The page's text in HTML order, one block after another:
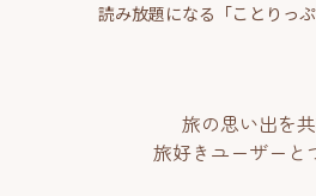
読み放題になる「ことりっ
旅の思い出を共
旅好きユーザーと